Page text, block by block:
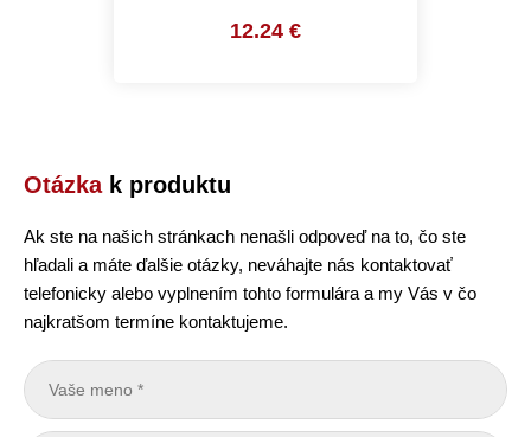
12.24 €
Otázkak produktu
Ak ste na našich stránkach nenašli odpoveď na to, čo ste
hľadali a máte ďalšie otázky, neváhajte nás kontaktovať
telefonicky alebo vyplnením tohto formulára a my Vás v čo
najkratšom termíne kontaktujeme.